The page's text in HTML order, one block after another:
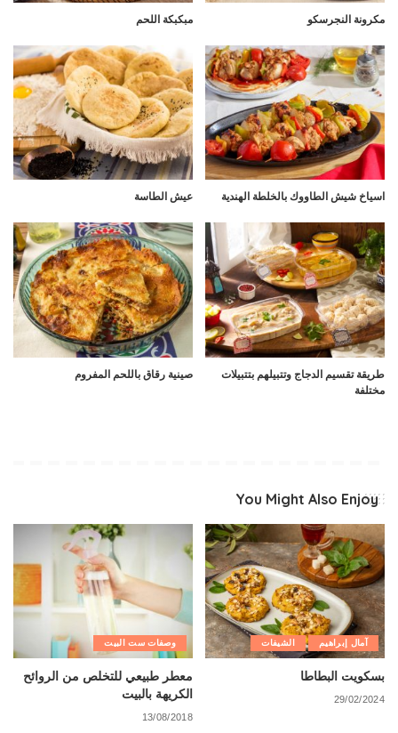
مكرونة النجرسكو مبكبكة اللحم
اسياخ شيش الطاووك بالخلطة الهندية عيش الطاسة
طريقة تقسيم الدجاج وتتبيلهم بتتبيلات
مختلفة
صينية رقاق باللحم المفروم
You Might Also Enjoy
آمال إبراهيم الشيفات
بسكويت البطاطا
29/02/2024
وصفات ست البيت
معطر طبيعي للتخلص من الروائح
الكريهة بالبيت
13/08/2018